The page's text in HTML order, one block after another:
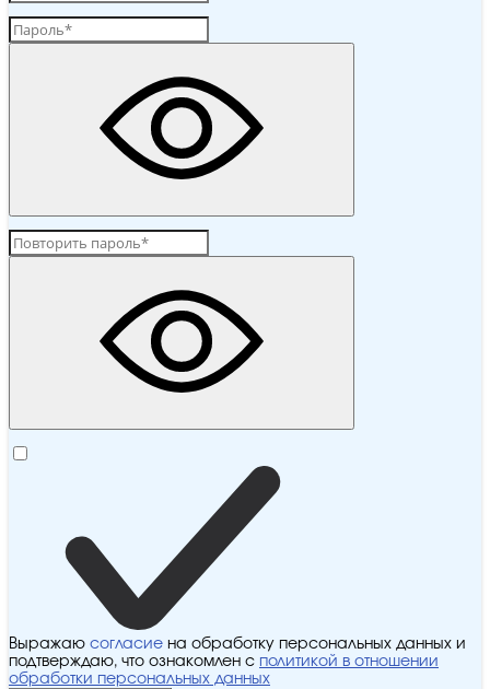
Выражаю согласие на обработку персональных данных и
подтверждаю, что ознакомлен с политикой в отношении
обработки персональных данных